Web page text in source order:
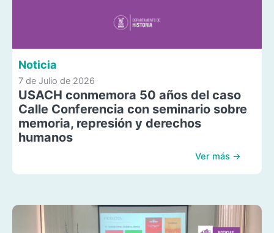
Noticia
7 de Julio de 2026
USACH conmemora 50 años del caso
Calle Conferencia con seminario sobre
memoria, represión y derechos
humanos
Ver más →